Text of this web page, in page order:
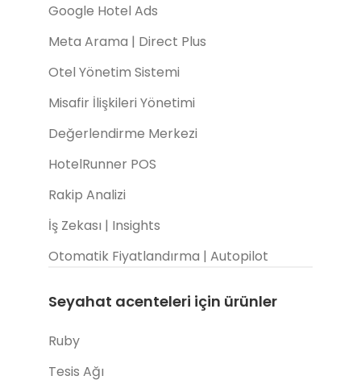
Google Hotel Ads
Meta Arama | Direct Plus
Otel Yönetim Sistemi
Misafir İlişkileri Yönetimi
Değerlendirme Merkezi
HotelRunner POS
Rakip Analizi
İş Zekası | Insights
Otomatik Fiyatlandırma | Autopilot
Seyahat acenteleri için ürünler
Ruby
Tesis Ağı